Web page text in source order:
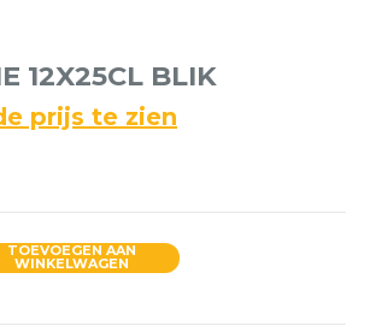
12X25CL BLIK
prijs te zien
Blik aantal
TOEVOEGEN AAN
WINKELWAGEN